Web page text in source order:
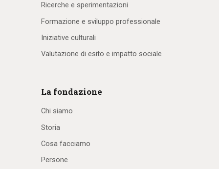
Ricerche e sperimentazioni
Formazione e sviluppo professionale
Iniziative culturali
Valutazione di esito e impatto sociale
La fondazione
Chi siamo
Storia
Cosa facciamo
Persone